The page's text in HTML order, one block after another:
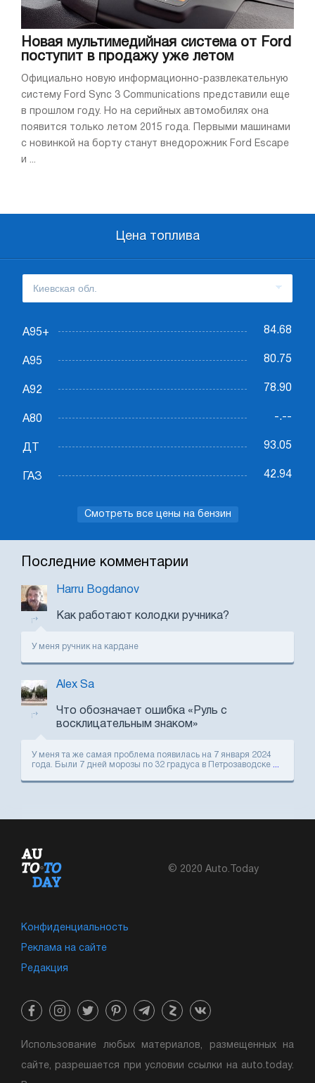
Новая мультимедийная система от Ford
поступит в продажу уже летом
Официально новую информационно-развлекательную
систему Ford Sync 3 Communications представили еще
в прошлом году. Но на серийных автомобилях она
появится только летом 2015 года. Первыми машинами
с новинкой на борту станут внедорожник Ford Escape
и ...
Цена топлива
А95+ 84.68
А95 80.75
А92 78.90
А80 -.--
ДТ 93.05
ГАЗ 42.94
Смотреть все цены на бензин
Последние комментарии
Harru Bogdanov
Как работают колодки ручника?
У меня ручник на кардане
Alex Sa
Что обозначает ошибка «Руль с
восклицательным знаком»
У меня та же самая проблема появилась на 7 января 2024
года. Были 7 дней морозы по 32 градуса в Петрозаводске
© 2020 Auto.Today
Конфиденциальность
Реклама на сайте
Редакция
Использование любых материалов, размещенных на
сайте, разрешается при условии ссылки на auto.today.